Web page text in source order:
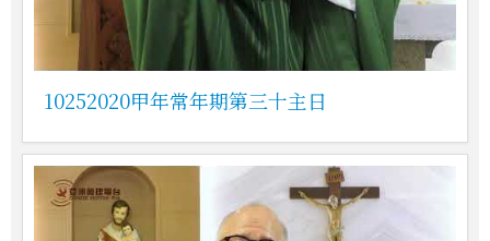
10252020甲年常年期第三十主日